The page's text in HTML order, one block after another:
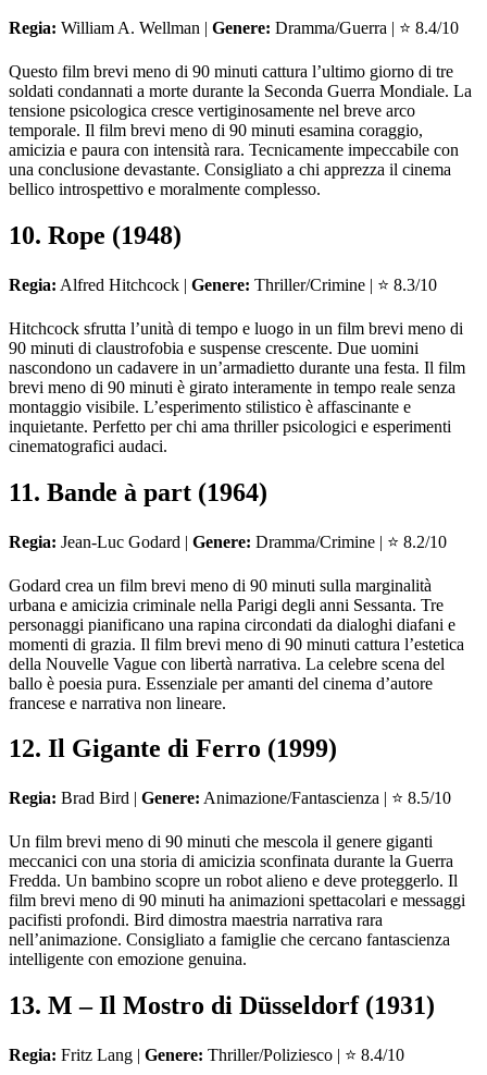
Regia: William A. Wellman | Genere: Dramma/Guerra | ⭐ 8.4/10
Questo film brevi meno di 90 minuti cattura l’ultimo giorno di tre
soldati condannati a morte durante la Seconda Guerra Mondiale. La
tensione psicologica cresce vertiginosamente nel breve arco
temporale. Il film brevi meno di 90 minuti esamina coraggio,
amicizia e paura con intensità rara. Tecnicamente impeccabile con
una conclusione devastante. Consigliato a chi apprezza il cinema
bellico introspettivo e moralmente complesso.
10. Rope (1948)
Regia: Alfred Hitchcock | Genere: Thriller/Crimine | ⭐ 8.3/10
Hitchcock sfrutta l’unità di tempo e luogo in un film brevi meno di
90 minuti di claustrofobia e suspense crescente. Due uomini
nascondono un cadavere in un’armadietto durante una festa. Il film
brevi meno di 90 minuti è girato interamente in tempo reale senza
montaggio visibile. L’esperimento stilistico è affascinante e
inquietante. Perfetto per chi ama thriller psicologici e esperimenti
cinematografici audaci.
11. Bande à part (1964)
Regia: Jean-Luc Godard | Genere: Dramma/Crimine | ⭐ 8.2/10
Godard crea un film brevi meno di 90 minuti sulla marginalità
urbana e amicizia criminale nella Parigi degli anni Sessanta. Tre
personaggi pianificano una rapina circondati da dialoghi diafani e
momenti di grazia. Il film brevi meno di 90 minuti cattura l’estetica
della Nouvelle Vague con libertà narrativa. La celebre scena del
ballo è poesia pura. Essenziale per amanti del cinema d’autore
francese e narrativa non lineare.
12. Il Gigante di Ferro (1999)
Regia: Brad Bird | Genere: Animazione/Fantascienza | ⭐ 8.5/10
Un film brevi meno di 90 minuti che mescola il genere giganti
meccanici con una storia di amicizia sconfinata durante la Guerra
Fredda. Un bambino scopre un robot alieno e deve proteggerlo. Il
film brevi meno di 90 minuti ha animazioni spettacolari e messaggi
pacifisti profondi. Bird dimostra maestria narrativa rara
nell’animazione. Consigliato a famiglie che cercano fantascienza
intelligente con emozione genuina.
13. M – Il Mostro di Düsseldorf (1931)
Regia: Fritz Lang | Genere: Thriller/Poliziesco | ⭐ 8.4/10